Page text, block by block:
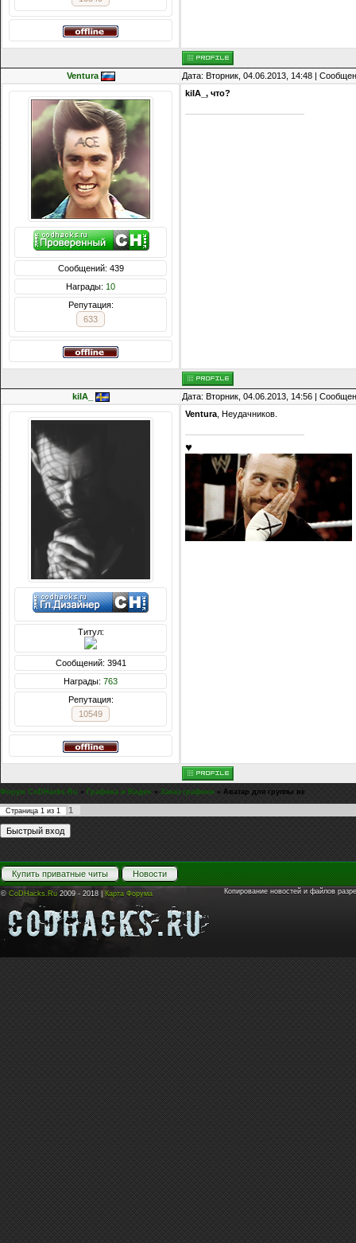
Ventura Дата: Вторник, 04.06.2013, 14:48 |
Сообщений: 439
Награды: 10
Репутация:
633
kiIA_, что?
kiIA_ Дата: Вторник, 04.06.2013, 14:56 |
Титул:
Сообщений: 3941
Награды: 763
Репутация:
10549
Ventura , Неудачников.
♥
Форум CoDHacks.Ru » Графика и Видео » Заказ графики » Аватар для группы вк
Страница 1 из 1 1
Купить приватные читы Новости
© CoDHacks.Ru 2009 - 2018 | Карта Форума Копирование новостей и файлов